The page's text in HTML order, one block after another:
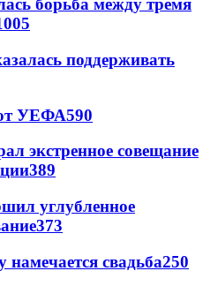
борьба между тремя
поддерживать
УЕФА590
экстренное совещание
389
углубленное
373
свадьба250